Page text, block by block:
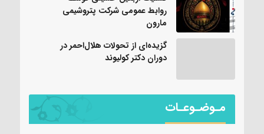
روابط عمومی شرکت پتروشیمی
مارون
گزیده‌ای از تحولات هلال‌احمر در
دوران دکتر کولیوند
مـوضـوعـات